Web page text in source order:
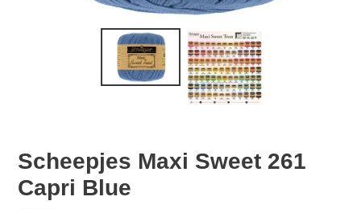
Scheepjes Maxi Sweet 261
Capri Blue